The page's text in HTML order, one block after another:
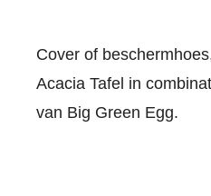
Cover of
Acacia Tafel in
van Big Green Egg.